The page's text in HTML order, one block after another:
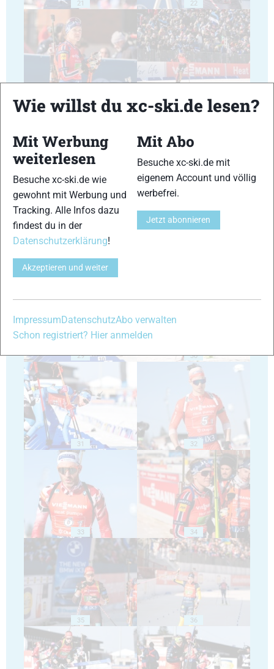
21 22
25 26
27
29 30
31 32
33 34
35 36
Wie willst du xc-ski.de lesen?
Mit Werbung
weiterlesen
Besuche xc-ski.de wie
gewohnt mit Werbung und
Tracking. Alle Infos dazu
findest du in der
Datenschutzerklärung!
Akzeptieren und weiter
Mit Abo
Besuche xc-ski.de mit
eigenem Account und völlig
werbefrei.
Jetzt abonnieren
ImpressumDatenschutzAbo verwalten
Schon registriert? Hier anmelden